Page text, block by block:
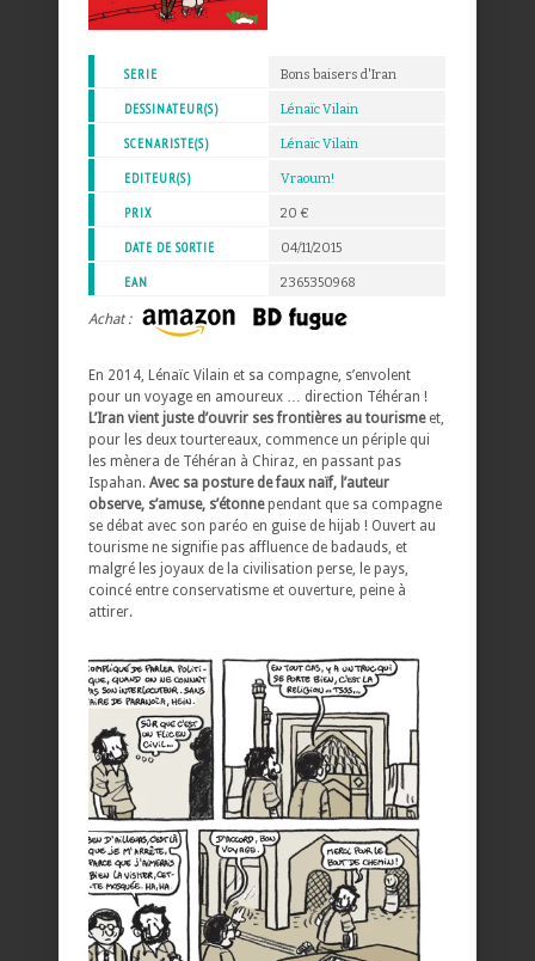
SERIE Bons baisers d'Iran
DESSINATEUR(S) Lénaïc Vilain
SCENARISTE(S) Lénaïc Vilain
EDITEUR(S) Vraoum!
PRIX 20 €
DATE DE SORTIE 04/11/2015
EAN 2365350968
Achat :
En 2014, Lénaïc Vilain et sa compagne, s’envolent
pour un voyage en amoureux … direction Téhéran !
L’Iran vient juste d’ouvrir ses frontières au tourisme et,
pour les deux tourtereaux, commence un périple qui
les mènera de Téhéran à Chiraz, en passant pas
Ispahan. Avec sa posture de faux naïf, l’auteur
observe, s’amuse, s’étonnependant que sa compagne
se débat avec son paréo en guise de hijab ! Ouvert au
tourisme ne signifie pas affluence de badauds, et
malgré les joyaux de la civilisation perse, le pays,
coincé entre conservatisme et ouverture, peine à
attirer.